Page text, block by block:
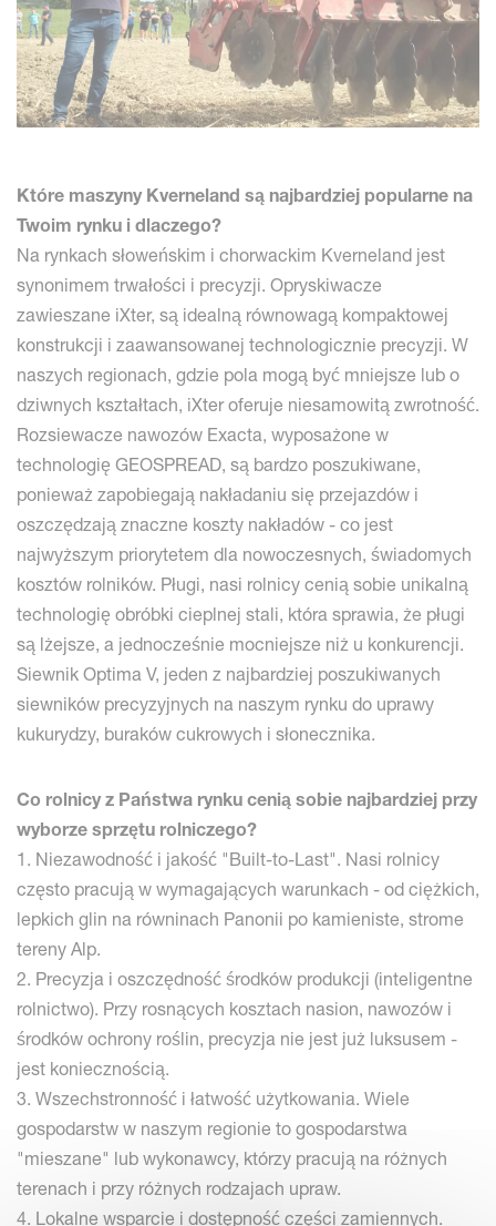
Które maszyny Kverneland są najbardziej popularne na
Twoim rynku i dlaczego?
Na rynkach słoweńskim i chorwackim Kverneland jest
synonimem trwałości i precyzji. Opryskiwacze
zawieszane iXter, są idealną równowagą kompaktowej
konstrukcji i zaawansowanej technologicznie precyzji. W
naszych regionach, gdzie pola mogą być mniejsze lub o
dziwnych kształtach, iXter oferuje niesamowitą zwrotność.
Rozsiewacze nawozów Exacta, wyposażone w
technologię GEOSPREAD, są bardzo poszukiwane,
ponieważ zapobiegają nakładaniu się przejazdów i
oszczędzają znaczne koszty nakładów - co jest
najwyższym priorytetem dla nowoczesnych, świadomych
kosztów rolników. Pługi, nasi rolnicy cenią sobie unikalną
technologię obróbki cieplnej stali, która sprawia, że pługi
są lżejsze, a jednocześnie mocniejsze niż u konkurencji.
Siewnik Optima V, jeden z najbardziej poszukiwanych
siewników precyzyjnych na naszym rynku do uprawy
kukurydzy, buraków cukrowych i słonecznika.
Co rolnicy z Państwa rynku cenią sobie najbardziej przy
wyborze sprzętu rolniczego?
1. Niezawodność i jakość "Built-to-Last". Nasi rolnicy
często pracują w wymagających warunkach - od ciężkich,
lepkich glin na równinach Panonii po kamieniste, strome
tereny Alp.
2. Precyzja i oszczędność środków produkcji (inteligentne
rolnictwo). Przy rosnących kosztach nasion, nawozów i
środków ochrony roślin, precyzja nie jest już luksusem -
jest koniecznością.
3. Wszechstronność i łatwość użytkowania. Wiele
gospodarstw w naszym regionie to gospodarstwa
"mieszane" lub wykonawcy, którzy pracują na różnych
terenach i przy różnych rodzajach upraw.
4. Lokalne wsparcie i dostępność części zamiennych.